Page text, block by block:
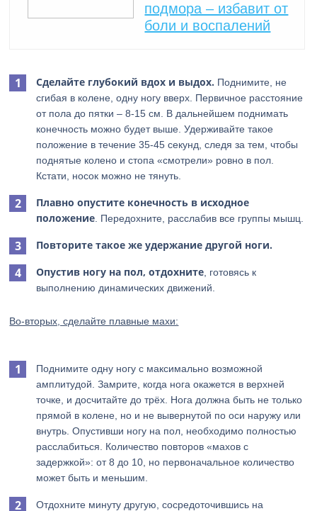
подмора – избавит от
боли и воспалений
Сделайте глубокий вдох и выдох. Поднимите, не
сгибая в колене, одну ногу вверх. Первичное расстояние
от пола до пятки – 8-15 см. В дальнейшем поднимать
конечность можно будет выше. Удерживайте такое
положение в течение 35-45 секунд, следя за тем, чтобы
поднятые колено и стопа «смотрели» ровно в пол.
Кстати, носок можно не тянуть.
Плавно опустите конечность в исходное
положение . Передохните, расслабив все группы мышц.
Повторите такое же удержание другой ноги.
Опустив ногу на пол, отдохните , готовясь к
выполнению динамических движений.
Во-вторых, сделайте плавные махи:
Поднимите одну ногу с максимально возможной
амплитудой. Замрите, когда нога окажется в верхней
точке, и досчитайте до трёх. Нога должна быть не только
прямой в колене, но и не вывернутой по оси наружу или
внутрь. Опустивши ногу на пол, необходимо полностью
расслабиться. Количество повторов «махов с
задержкой»: от 8 до 10, но первоначальное количество
может быть и меньшим.
Отдохните минуту другую, сосредоточившись на